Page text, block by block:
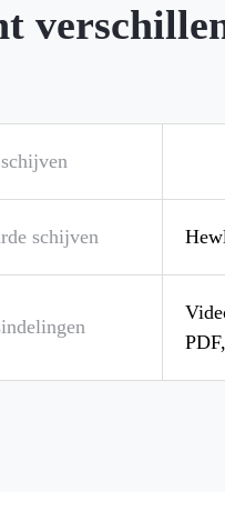
schijven